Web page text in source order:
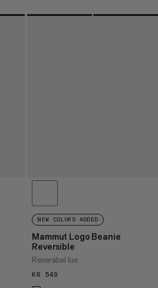
NEW COLORS ADDED
Mammut Logo Beanie
Reversible
Reversibel lue
KR 549